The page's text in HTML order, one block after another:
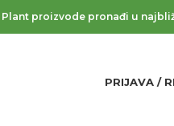
Plant proizvode pronađi u
PRIJAVA /